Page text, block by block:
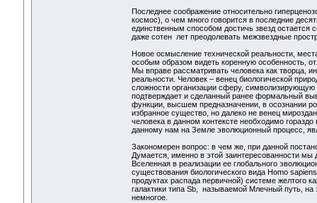
Последнее соображение относительно
космос), о чем много говорится в последние
единственным способом достичь звезд остается
даже сотен лет преодолевать межзвездные
Новое осмысление технической реальности,
особым образом видеть коренную особенность,
Мы вправе рассматривать человека как творца,
реальности. Человек – венец биологической
сложности организации сферу,
подтверждает и сделанный ранее формальный
функции, высшем предназначении, в осознании
избранное существо, но далеко не венец
человека в данном контексте необходимо
данному нам на Земле эволюционный процесс,
Закономерен вопрос: в чем же, при данной
Думается, именно в этой заинтересованности
Вселенная в реализации ее глобального
существования биологического вида Homo
продуктах распада первичной) системе желтого
галактики типа Sb, называемой Млечный путь, на
немногое.